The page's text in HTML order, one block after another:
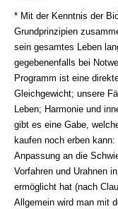
* Mit der Kenntnis der
Grundprinzipien
sein gesamtes Leben
gegebenenfalls bei
Programm ist eine
Gleichgewicht; unsere
Leben; Harmonie und
gibt es eine Gabe,
kaufen noch erben
Anpassung an die
Vorfahren und Urahnen
ermöglicht hat (nach
Allgemein wird man mit